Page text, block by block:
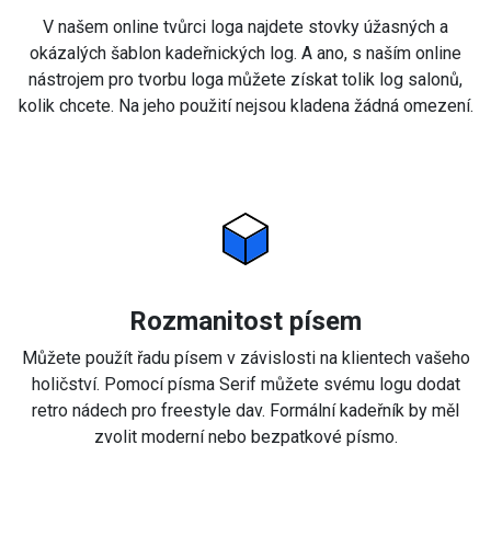
V našem online tvůrci loga najdete stovky úžasných a
okázalých šablon kadeřnických log. A ano, s naším online
nástrojem pro tvorbu loga můžete získat tolik log salonů,
kolik chcete. Na jeho použití nejsou kladena žádná omezení.
Rozmanitost písem
Můžete použít řadu písem v závislosti na klientech vašeho
holičství. Pomocí písma Serif můžete svému logu dodat
retro nádech pro freestyle dav. Formální kadeřník by měl
zvolit moderní nebo bezpatkové písmo.